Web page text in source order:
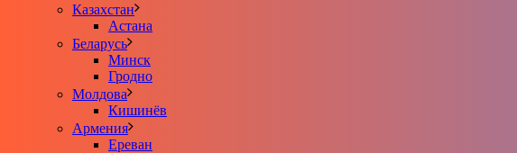
Казахстан
Астана
Беларусь
Минск
Гродно
Молдова
Кишинёв
Армения
Ереван